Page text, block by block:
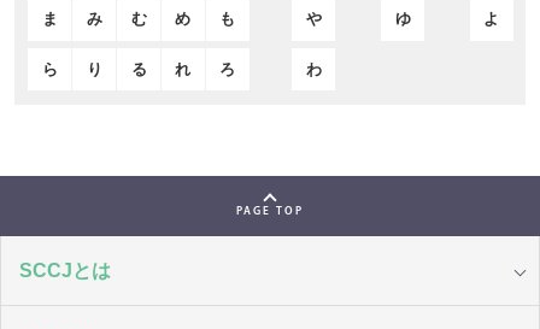
ま み む め も や ゆ よ
ら り る れ ろ わ
PAGE TOP
SCCJとは